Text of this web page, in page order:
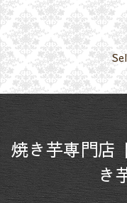
焼き芋専門店
き